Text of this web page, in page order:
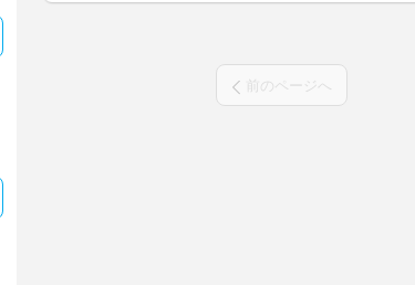
前のページへ